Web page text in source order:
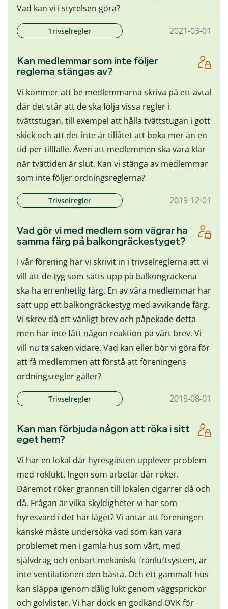
Vad kan vi i styrelsen göra?
Trivselregler 2021-03-01
Kan medlemmar som inte följer
reglerna stängas av?
Vi kommer att be medlemmarna skriva på ett avtal
där det står att de ska följa vissa regler i
tvättstugan, till exempel att hålla tvättstugan i gott
skick och att det inte är tillåtet att boka mer än en
tid per tillfälle. Även att medlemmen ska vara klar
när tvättiden är slut. Kan vi stänga av medlemmar
som inte följer ordningsreglerna?
Trivselregler 2019-12-01
Vad gör vi med medlem som vägrar ha
samma färg på balkongräckestyget?
I vår förening har vi skrivit in i trivselreglerna att vi
vill att de tyg som sätts upp på balkongräckena
ska ha en enhetlig färg. En av våra medlemmar har
satt upp ett balkongräckestyg med avvikande färg.
Vi skrev då ett vänligt brev och påpekade detta
men har inte fått någon reaktion på vårt brev. Vi
vill nu ta saken vidare. Vad kan eller bör vi göra för
att få medlemmen att förstå att föreningens
ordningsregler gäller?
Trivselregler 2019-08-01
Kan man förbjuda någon att röka i sitt
eget hem?
Vi har en lokal där hyresgästen upplever problem
med röklukt. Ingen som arbetar där röker.
Däremot röker grannen till lokalen cigarrer då och
då. Frågan är vilka skyldigheter vi har som
hyresvärd i det här läget? Vi antar att föreningen
kanske måste undersöka vad som kan vara
problemet men i gamla hus som vårt, med
självdrag och enbart mekaniskt frånluftsystem, är
inte ventilationen den bästa. Och ett gammalt hus
kan släppa igenom dålig lukt genom väggsprickor
och golvlister. Vi har dock en godkänd OVK för